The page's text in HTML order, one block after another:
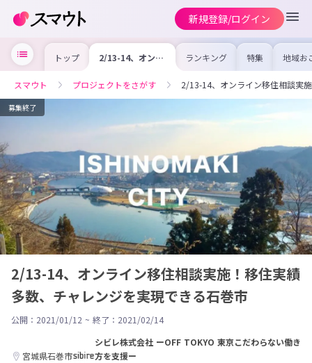
新規登録/ログイン
トップ 2/13-14、オンラ
イン移住相談実
数、チャレンジを
実現できる石巻市
ランキング 特集 地域お
の求
を集め
事内容
を比較
合った
スマウト プロジェクトをさがす 2/13-14、オンライン移住相談実
募集終了
2/13-14、オンライン移住相談実施！移住実績
多数、チャレンジを実現できる石巻市
公開：2021/01/12 ~ 終了：2021/02/14
宮城県石巻市
シビレ株式会社 ーOFF TOKYO 東京こだわらない働き
方を支援ー